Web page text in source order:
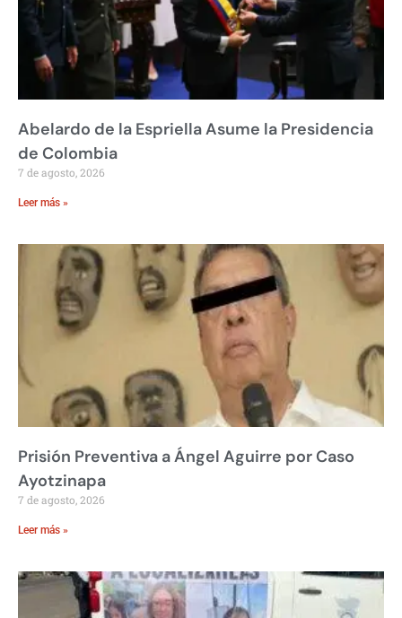
Abelardo de la Espriella Asume la Presidencia
de Colombia
7 de agosto, 2026
Leer más »
Prisión Preventiva a Ángel Aguirre por Caso
Ayotzinapa
7 de agosto, 2026
Leer más »